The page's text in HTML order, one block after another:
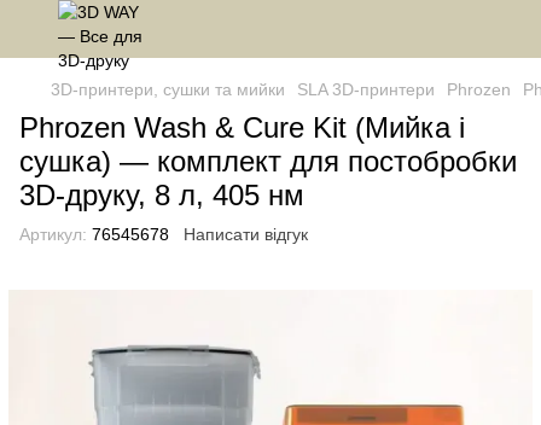
3D-принтери, сушки та мийки SLA 3D-принтери Phrozen
Phrozen Wash & Cure Kit (Мийка і
сушка) — комплект для постобробки
3D‑друку, 8 л, 405 нм
Артикул: 76545678 Написати відгук